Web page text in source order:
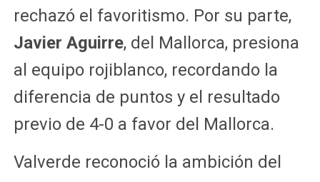
rechazó el favoritismo. Por su parte,
Javier Aguirre, del Mallorca, presiona
al equipo rojiblanco, recordando la
diferencia de puntos y el resultado
previo de 4-0 a favor del Mallorca.
Valverde reconoció la ambición del